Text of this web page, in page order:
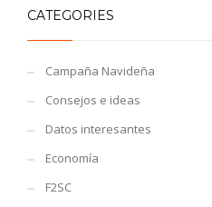
CATEGORIES
Campaña Navideña
Consejos e ideas
Datos interesantes
Economía
F2SC